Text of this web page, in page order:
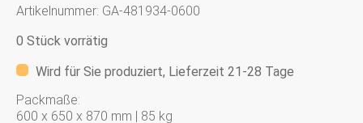
Artikelnummer: GA-481934-0600
0 Stück vorrätig
Wird für Sie produziert, Lieferzeit 21-28 Tage
Packmaße:
600 x 650 x 870 mm | 85 kg